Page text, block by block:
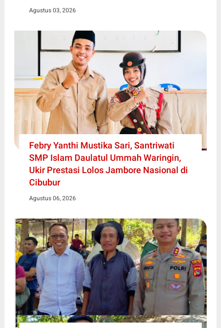
Agustus 03, 2026
Febry Yanthi Mustika Sari, Santriwati
SMP Islam Daulatul Ummah Waringin,
Ukir Prestasi Lolos Jambore Nasional di
Cibubur
Agustus 06, 2026